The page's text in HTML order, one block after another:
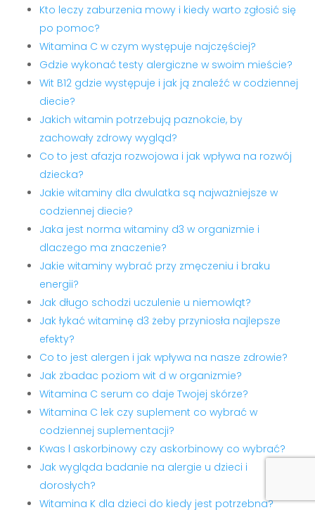
Kto leczy zaburzenia mowy i kiedy warto zgłosić się
po pomoc?
Witamina C w czym występuje najczęściej?
Gdzie wykonać testy alergiczne w swoim mieście?
Wit B12 gdzie występuje i jak ją znaleźć w codziennej
diecie?
Jakich witamin potrzebują paznokcie, by
zachowały zdrowy wygląd?
Co to jest afazja rozwojowa i jak wpływa na rozwój
dziecka?
Jakie witaminy dla dwulatka są najważniejsze w
codziennej diecie?
Jaka jest norma witaminy d3 w organizmie i
dlaczego ma znaczenie?
Jakie witaminy wybrać przy zmęczeniu i braku
energii?
Jak długo schodzi uczulenie u niemowląt?
Jak łykać witaminę d3 żeby przyniosła najlepsze
efekty?
Co to jest alergen i jak wpływa na nasze zdrowie?
Jak zbadac poziom wit d w organizmie?
Witamina C serum co daje Twojej skórze?
Witamina C lek czy suplement co wybrać w
codziennej suplementacji?
Kwas l askorbinowy czy askorbinowy co wybrać?
Jak wygląda badanie na alergie u dzieci i
dorosłych?
Witamina K dla dzieci do kiedy jest potrzebna?